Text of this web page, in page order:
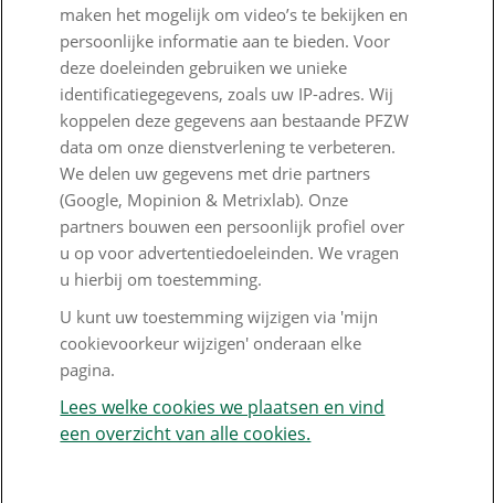
PFZW Dichtbij
Werken bij PFZW
Responsible disclosure
Digitale toegankelijkheid
Goed Bezig
Klantenservice
Contact
Veelgestelde vragen
Klachtenregeling
Nieuwsbrief
maken het mogelijk om video’s te bekijken en
persoonlijke informatie aan te bieden. Voor
deze doeleinden gebruiken we unieke
identificatiegegevens, zoals uw IP-adres. Wij
koppelen deze gegevens aan bestaande PFZW
data om onze dienstverlening te verbeteren.
We delen uw gegevens met drie partners
(Google, Mopinion & Metrixlab). Onze
partners bouwen een persoonlijk profiel over
u op voor advertentiedoeleinden. We vragen
u hierbij om toestemming.
U kunt uw toestemming wijzigen via 'mijn
cookievoorkeur wijzigen' onderaan elke
pagina.
Lees welke cookies we plaatsen en vind
een overzicht van alle cookies.